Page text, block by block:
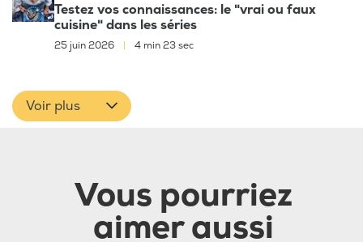
Testez vos connaissances: le "vrai ou faux
cuisine" dans les séries
25 juin 2026 | 4 min 23 sec
Voir plus
Vous pourriez
aimer aussi